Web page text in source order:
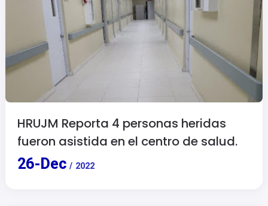
HRUJM Reporta 4 personas heridas
fueron asistida en el centro de salud.
26- Dec / 2022